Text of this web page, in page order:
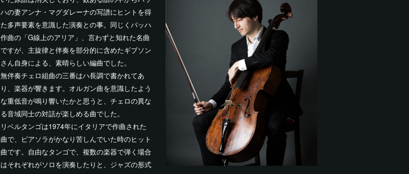
ハの妻アンナ・マグダレーナの写譜にヒントを得
た多声要素を意識した演奏との事。同じくバッハ
作曲の「G線上のアリア」、言わずと知れた名曲
ですが、主旋律と伴奏を部分的に含めたギブソン
さん自身による、素晴らしい編曲でした。
無伴奏チェロ組曲の三番はハ長調で書かれてあ
り、楽器が響きます。オルガン曲を意識したよう
な重低音が鳴り響いたかと思うと、チェロの異な
る音域同士の対話が楽しめる曲でした。
リベルタンゴは1974年にイタリアで作曲された
曲で、ピアソラがかなり苦しんでいた時のヒット
曲です。自由なタンゴで、複数の楽器で弾く場合
はそれぞれがソロを演奏したりと、ジャズの形式